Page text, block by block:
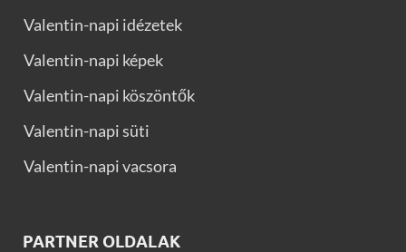
Valentin-napi idézetek
Valentin-napi képek
Valentin-napi köszöntők
Valentin-napi süti
Valentin-napi vacsora
PARTNER OLDALAK